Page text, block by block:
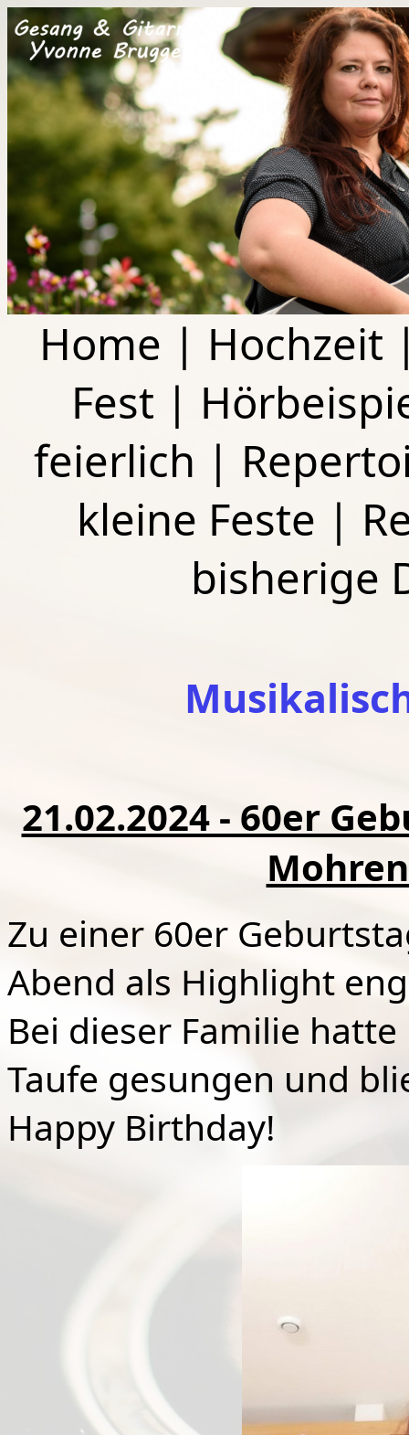
Home | Hochzeit
Fest |
feierlich |
kleine Feste |
bisherige
21.02.2024 - 60er
Zu einer 60er
Abend als Highlight
Bei dieser Familie
Taufe gesungen und
Happy Birthday!